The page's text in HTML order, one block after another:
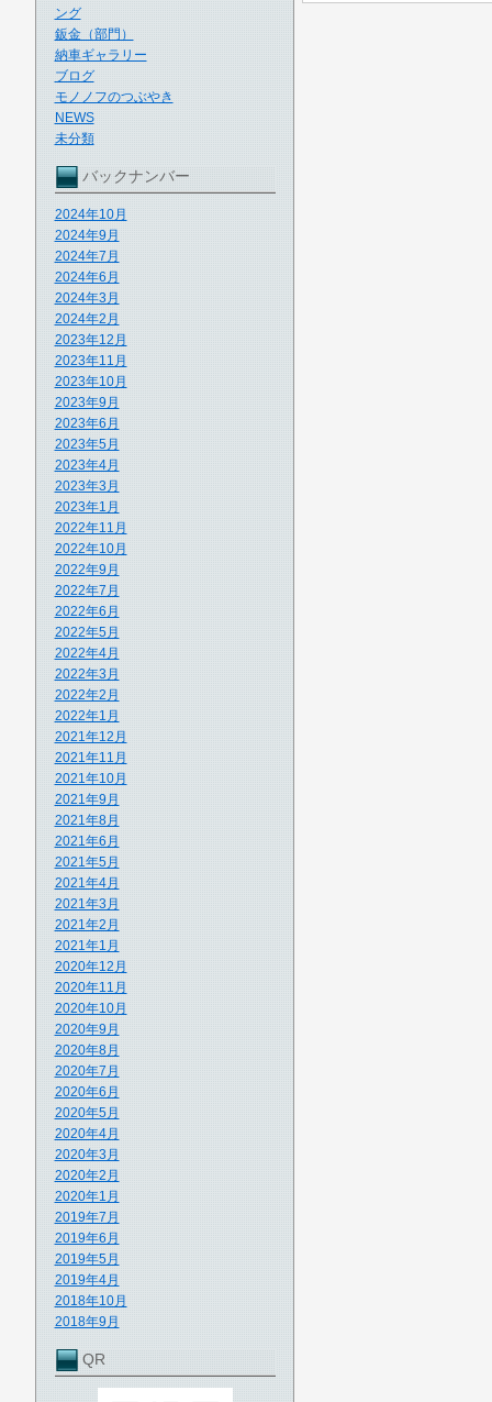
ング
鈑金（部門）
納車ギャラリー
ブログ
モノノフのつぶやき
NEWS
未分類
バックナンバー
2024年10月
2024年9月
2024年7月
2024年6月
2024年3月
2024年2月
2023年12月
2023年11月
2023年10月
2023年9月
2023年6月
2023年5月
2023年4月
2023年3月
2023年1月
2022年11月
2022年10月
2022年9月
2022年7月
2022年6月
2022年5月
2022年4月
2022年3月
2022年2月
2022年1月
2021年12月
2021年11月
2021年10月
2021年9月
2021年8月
2021年6月
2021年5月
2021年4月
2021年3月
2021年2月
2021年1月
2020年12月
2020年11月
2020年10月
2020年9月
2020年8月
2020年7月
2020年6月
2020年5月
2020年4月
2020年3月
2020年2月
2020年1月
2019年7月
2019年6月
2019年5月
2019年4月
2018年10月
2018年9月
QR